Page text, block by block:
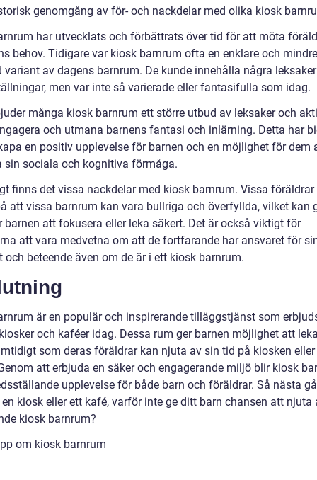
genomgång av för- och nackdelar med olika kiosk
har utvecklats och förbättrats över tid för att möta
behov. Tidigare var kiosk barnrum ofta en enklare och mindre
variant av dagens barnrum. De kunde innehålla några
men var inte så varierade eller fantasifulla som idag.
många kiosk barnrum ett större utbud av leksaker och
och utmana barnens fantasi och inlärning. Detta har
en positiv upplevelse för barnen och en möjlighet för dem
sin sociala och kognitiva förmåga.
finns det vissa nackdelar med kiosk barnrum. Vissa föräldrar
att vissa barnrum kan vara bullriga och överfyllda, vilket kan
barnen att fokusera eller leka säkert. Det är också viktigt för
att vara medvetna om att de fortfarande har ansvaret för
och beteende även om de är i ett kiosk barnrum.
är en populär och inspirerande tilläggstjänst som
och kaféer idag. Dessa rum ger barnen möjlighet att
som deras föräldrar kan njuta av sin tid på kiosken eller
att erbjuda en säker och engagerande miljö blir kiosk
upplevelse för både barn och föräldrar. Så nästa
en kiosk eller ett kafé, varför inte ge ditt barn chansen att njuta
kiosk barnrum?
om kiosk barnrum